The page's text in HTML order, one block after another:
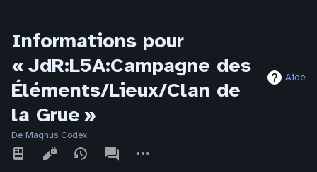
Informations pour
« JdR:L5A:Campagne des
Éléments/Lieux/Clan de
la Grue »
Aide
De Magnus Codex
Affichages
associated-
pages
actions